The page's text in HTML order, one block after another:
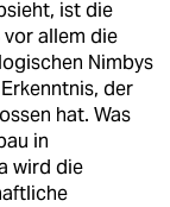
ist die
allem die
Nimbys
der
hat. Was
in
wird die